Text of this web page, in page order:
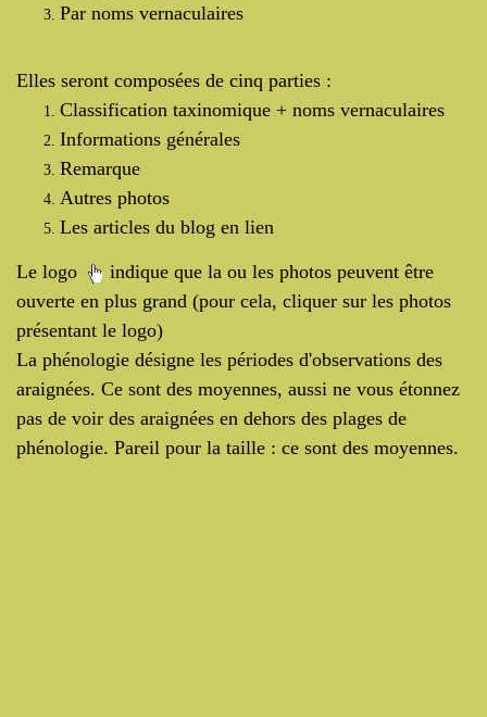
Par noms vernaculaires
Elles seront composées de cinq parties :
Classification taxinomique + noms vernaculaires
Informations générales
Remarque
Autres photos
Les articles du blog en lien
Le logo
indique que la ou les photos peuvent être
ouverte en plus grand (pour cela, cliquer sur les photos
présentant le logo)
La phénologie désigne les périodes d'observations des
araignées. Ce sont des moyennes, aussi ne vous étonnez
pas de voir des araignées en dehors des plages de
phénologie. Pareil pour la taille : ce sont des moyennes.